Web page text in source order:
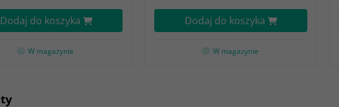
Dodaj do koszyka
W magazynie
Dodaj do koszyka
W magazynie